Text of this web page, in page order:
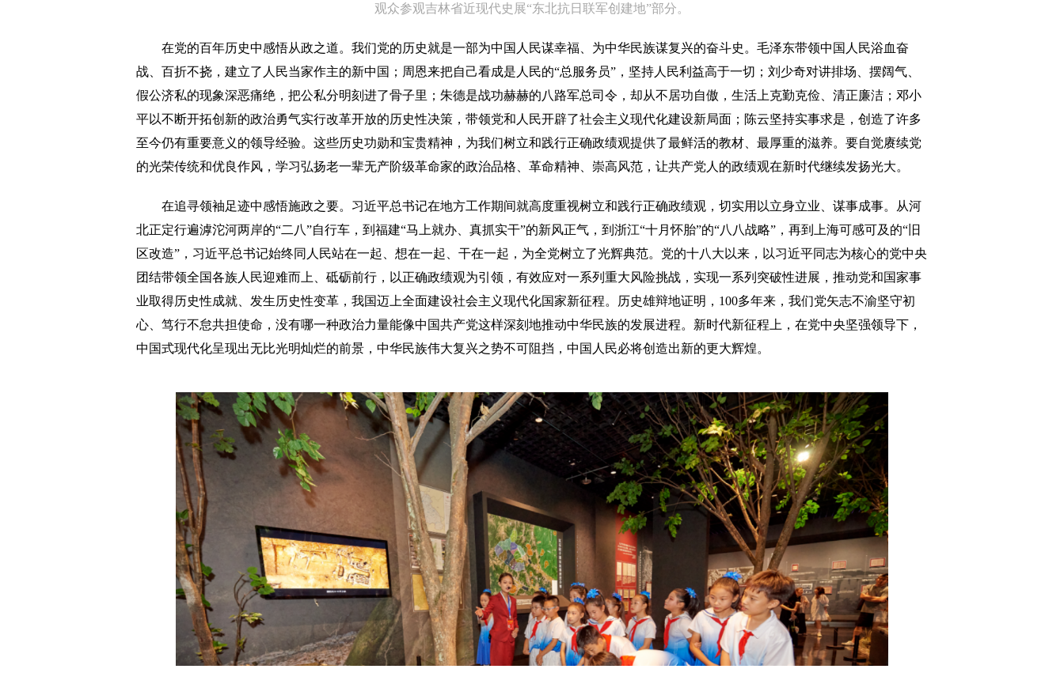
观众参观吉林省近现代史展“东北抗日联军创建地”部分。
在党的百年历史中感悟从政之道。我们党的历史就是一部为中国人民谋幸福、为中华民族谋复兴的奋斗史。毛泽东带领中国人民浴血奋
战、百折不挠，建立了人民当家作主的新中国；周恩来把自己看成是人民的“总服务员”，坚持人民利益高于一切；刘少奇对讲排场、摆阔气、
假公济私的现象深恶痛绝，把公私分明刻进了骨子里；朱德是战功赫赫的八路军总司令，却从不居功自傲，生活上克勤克俭、清正廉洁；邓小
平以不断开拓创新的政治勇气实行改革开放的历史性决策，带领党和人民开辟了社会主义现代化建设新局面；陈云坚持实事求是，创造了许多
至今仍有重要意义的领导经验。这些历史功勋和宝贵精神，为我们树立和践行正确政绩观提供了最鲜活的教材、最厚重的滋养。要自觉赓续党
的光荣传统和优良作风，学习弘扬老一辈无产阶级革命家的政治品格、革命精神、崇高风范，让共产党人的政绩观在新时代继续发扬光大。
在追寻领袖足迹中感悟施政之要。习近平总书记在地方工作期间就高度重视树立和践行正确政绩观，切实用以立身立业、谋事成事。从河
北正定行遍滹沱河两岸的“二八”自行车，到福建“马上就办、真抓实干”的新风正气，到浙江“十月怀胎”的“八八战略”，再到上海可感可及的“旧
区改造”，习近平总书记始终同人民站在一起、想在一起、干在一起，为全党树立了光辉典范。党的十八大以来，以习近平同志为核心的党中央
团结带领全国各族人民迎难而上、砥砺前行，以正确政绩观为引领，有效应对一系列重大风险挑战，实现一系列突破性进展，推动党和国家事
业取得历史性成就、发生历史性变革，我国迈上全面建设社会主义现代化国家新征程。历史雄辩地证明，100多年来，我们党矢志不渝坚守初
心、笃行不怠共担使命，没有哪一种政治力量能像中国共产党这样深刻地推动中华民族的发展进程。新时代新征程上，在党中央坚强领导下，
中国式现代化呈现出无比光明灿烂的前景，中华民族伟大复兴之势不可阻挡，中国人民必将创造出新的更大辉煌。